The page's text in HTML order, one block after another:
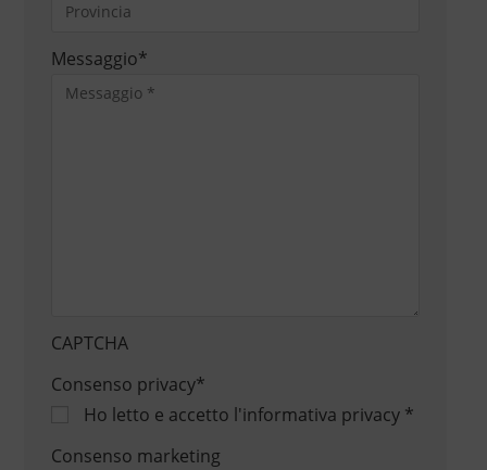
Messaggio*
CAPTCHA
Consenso privacy*
Ho letto e accetto l'informativa privacy*
Consenso marketing